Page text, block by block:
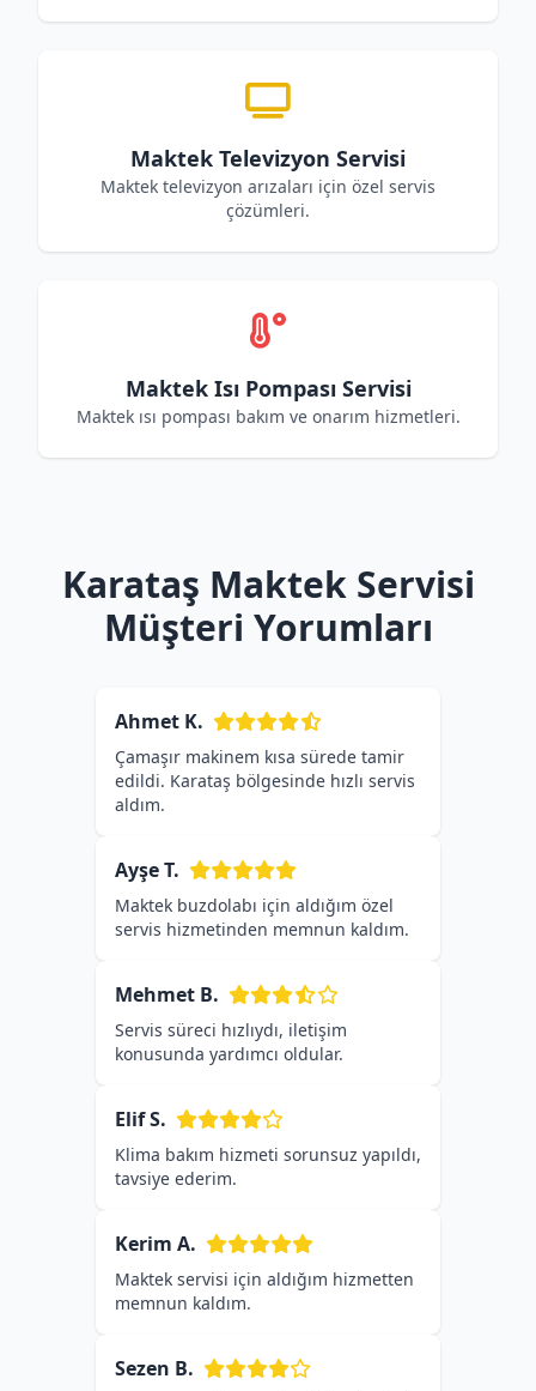
Maktek Televizyon Servisi
Maktek televizyon arızaları için özel servis
çözümleri.
Maktek Isı Pompası Servisi
Maktek ısı pompası bakım ve onarım hizmetleri.
Karataş Maktek Servisi
Müşteri Yorumları
Ahmet K.
Çamaşır makinem kısa sürede tamir
edildi. Karataş bölgesinde hızlı servis
aldım.
Ayşe T.
Maktek buzdolabı için aldığım özel
servis hizmetinden memnun kaldım.
Mehmet B.
Servis süreci hızlıydı, iletişim
konusunda yardımcı oldular.
Elif S.
Klima bakım hizmeti sorunsuz yapıldı,
tavsiye ederim.
Kerim A.
Maktek servisi için aldığım hizmetten
memnun kaldım.
Sezen B.